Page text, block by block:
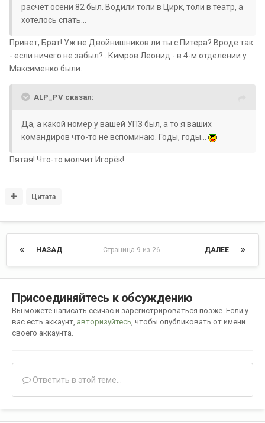
расчёт осени 82 был. Водили толи в Цирк, толи в театр, а
хотелось спать...
Привет, Брат! Уж не Двойнишников ли ты с Питера? Вроде так
- если ничего не забыл?.. Кимров Леонид - в 4-м отделении у
Максименко были.
ALP_PV сказал:
Да, а какой номер у вашей УПЗ был, а то я ваших
командиров что-то не вспоминаю. Годы, годы...
Пятая! Что-то молчит Игорёк!..
Цитата
НАЗАД ДАЛЕЕ
Страница 9 из 26
Присоединяйтесь к обсуждению
Вы можете написать сейчас и зарегистрироваться позже. Если у
вас есть аккаунт, авторизуйтесь, чтобы опубликовать от имени
своего аккаунта.
Ответить в этой теме...